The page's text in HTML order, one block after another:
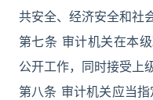
共安全、经济安全和社
第七条 审计机关在本
公开工作，同时接受上
第八条 审计机关应当